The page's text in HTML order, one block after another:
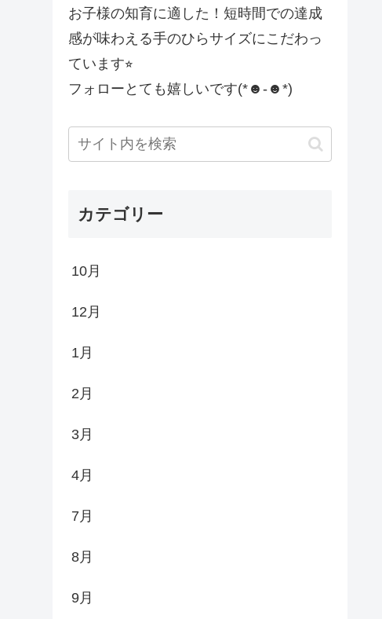
お子様の知育に適した！短時間での達成
感が味わえる手のひらサイズにこだわっ
ています⭐︎
フォローとても嬉しいです(*☻-☻*)
カテゴリー
10月
12月
1月
2月
3月
4月
7月
8月
9月